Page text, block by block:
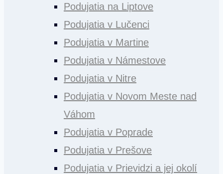
Podujatia na Liptove
Podujatia v Lučenci
Podujatia v Martine
Podujatia v Námestove
Podujatia v Nitre
Podujatia v Novom Meste nad
Váhom
Podujatia v Poprade
Podujatia v Prešove
Podujatia v Prievidzi a jej okolí